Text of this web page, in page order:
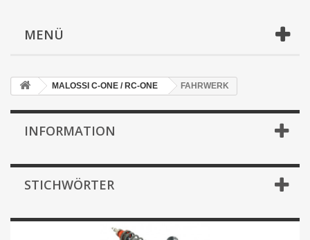
MENÜ
MALOSSI C-ONE / RC-ONE FAHRWERK
INFORMATION
STICHWÖRTER